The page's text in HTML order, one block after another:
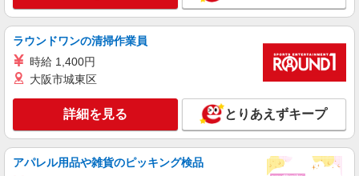
ラウンドワンの清掃作業員
時給 1,400円
大阪市城東区
詳細を見る とりあえずキープ
アパレル用品や雑貨のピッキング検品